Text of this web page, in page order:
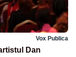
Vox Publica
Dan